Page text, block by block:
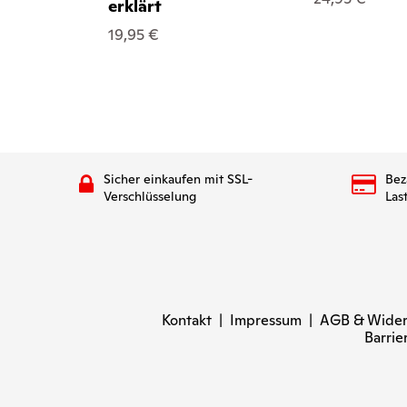
erklärt
19,95 €
Sicher einkaufen mit SSL-
Verschlüsselung
Kontakt | Impressum | AGB &